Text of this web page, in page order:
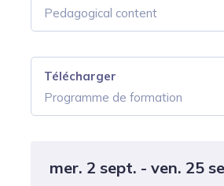
Pedagogical content
Télécharger
Programme de formation
mer. 2 sept. - ven. 25